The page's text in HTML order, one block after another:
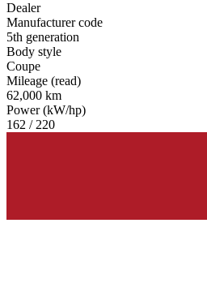
Dealer
Manufacturer code
5th generation
Body style
Coupe
Mileage (read)
62,000 km
Power (kW/hp)
162 / 220